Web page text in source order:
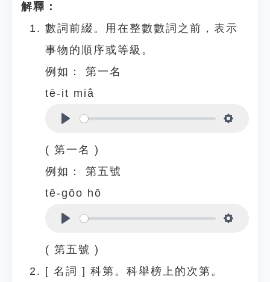
解釋：
數詞前綴。用在整數數詞之前，表示
事物的順序或等級。
例如：
第一名
tē-it miâ
( 第一名 )
例如：
第五號
tē-gōo hō
( 第五號 )
[ 名詞 ] 科第。科舉榜上的次第。